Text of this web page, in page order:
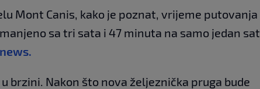
Mont Canis, kako je poznat, vrijeme putovanja
sa tri sata i 47 minuta na samo jedan sat
brzini. Nakon što nova željeznička pruga bude